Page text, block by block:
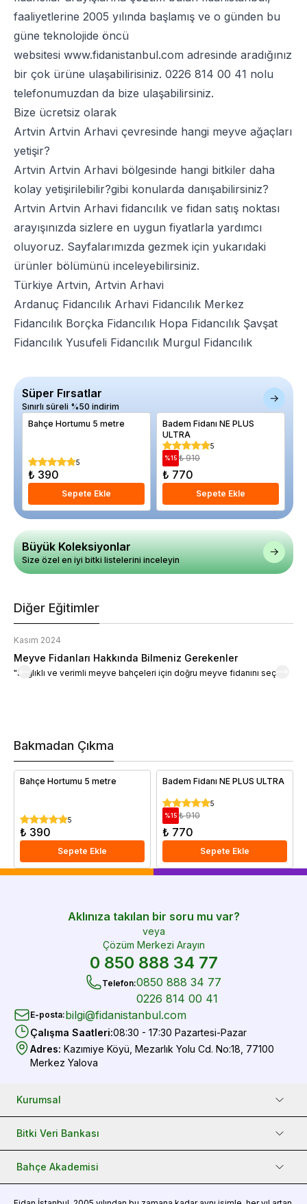
faaliyetlerine 2005 yılında başlamış ve o günden bu
güne teknolojide öncü
websitesi www.fidanistanbul.com adresinde aradığınız
bir çok ürüne ulaşabilirisiniz. 0226 814 00 41 nolu
telefonumuzdan da bize ulaşabilirsiniz.
Bize ücretsiz olarak
Artvin Artvin Arhavi çevresinde hangi meyve ağaçları
yetişir?
Artvin Artvin Arhavi bölgesinde hangi bitkiler daha
kolay yetişirilebilir?gibi konularda danışabilirsiniz?
Artvin Artvin Arhavi fidancılık ve fidan satış noktası
arayışınızda sizlere en uygun fiyatlarla yardımcı
oluyoruz. Sayfalarımızda gezmek için yukarıdaki
ürünler bölümünü inceleyebilirsiniz.
Türkiye Artvin, Artvin Arhavi
Ardanuç Fidancılık Arhavi Fidancılık Merkez
Fidancılık Borçka Fidancılık Hopa Fidancılık Şavşat
Fidancılık Yusufeli Fidancılık Murgul Fidancılık
Süper Fırsatlar
Sınırlı süreli %50 indirim
Bahçe Hortumu 5 metre
5
₺ 390
Sepete Ekle
Badem Fidanı NE PLUS
ULTRA
5
%15 ₺ 910
₺ 770
Sepete Ekle
Büyük Koleksiyonlar
Size özel en iyi bitki listelerini inceleyin
Diğer Eğitimler
Kasım 2024
Meyve Fidanları Hakkında Bilmeniz Gerekenler
"Sağlıklı ve verimli meyve bahçeleri için doğru meyve fidanını seçin."
Bakmadan Çıkma
Bahçe Hortumu 5 metre
5
₺ 390
Sepete Ekle
Badem Fidanı NE PLUS ULTRA
5
%15 ₺ 910
₺ 770
Sepete Ekle
Aklınıza takılan bir soru mu var?
veya
Çözüm Merkezi Arayın
0 850 888 34 77
Telefon:0850 888 34 77
0226 814 00 41
E-posta:bilgi@fidanistanbul.com
Çalışma Saatleri:08:30 - 17:30 Pazartesi-Pazar
Adres: Kazımiye Köyü, Mezarlık Yolu Cd. No:18, 77100
Merkez Yalova
Kurumsal
Bitki Veri Bankası
Bahçe Akademisi